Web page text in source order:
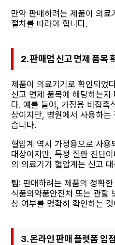
만약 판매하려는 제품이 의료
절차를 따라야 합니다.
2. 판매업 신고 면제 품목
제품이 의료기기로 확인되었
신고 면제 품목에 해당하는지
다. 예를 들어, 가정용 비접촉
상이지만, 병원에서 사용하는
습니다.
혈압계 역시 가정용으로 사용
대상이지만, 특정 질환 진단
의 의료기기 혈압계는 신고
팁: 판매하려는 제품의 정확
식품의약품안전처 또는 관할
상 여부를 명확히 확인하는
3. 온라인 판매 플랫폼 입